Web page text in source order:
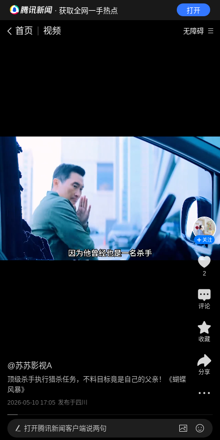
· 获取全网一手热点 打开
首页 视频 无障碍
@苏苏影视A
顶级杀手执行猎杀任务，不料目标竟是自己的父亲！《蝴蝶
风暴》
2026-05-10 17:05 发布于四川
关注
2
评论
收藏
分享
打开腾讯新闻客户端说两句